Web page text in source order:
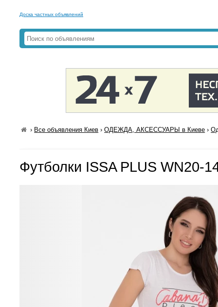
Доска частных объявлений
› Все объявления Киев ›ОДЕЖДА, АКСЕССУАРЫ в Киеве ›
Футболки ISSA PLUS WN20-